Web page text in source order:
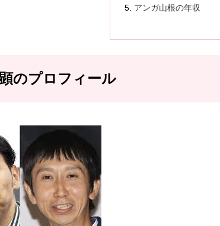
アンガ山根の年収
のプロフィール